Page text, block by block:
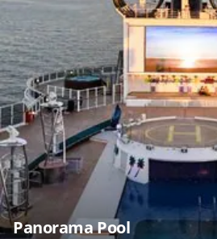
Panorama Pool